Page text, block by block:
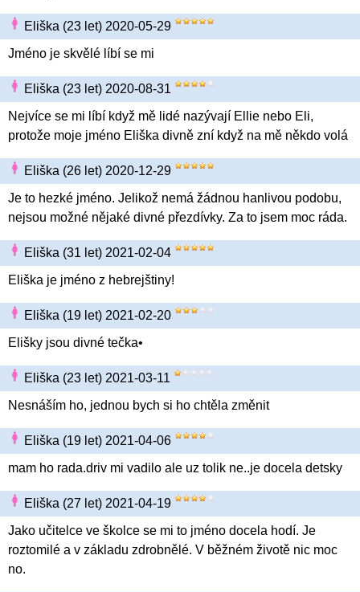
Eliška (23 let) 2020-05-29
Jméno je skvělé líbí se mi
Eliška (23 let) 2020-08-31
Nejvíce se mi líbí když mě lidé nazývají Ellie nebo Eli,
protože moje jméno Eliška divně zní když na mě někdo volá
Eliška (26 let) 2020-12-29
Je to hezké jméno. Jelikož nemá žádnou hanlivou podobu,
nejsou možné nějaké divné přezdívky. Za to jsem moc ráda.
Eliška (31 let) 2021-02-04
Eliška je jméno z hebrejštiny!
Eliška (19 let) 2021-02-20
Elišky jsou divné tečka•
Eliška (23 let) 2021-03-11
Nesnáším ho, jednou bych si ho chtěla změnit
Eliška (19 let) 2021-04-06
mam ho rada.driv mi vadilo ale uz tolik ne..je docela detsky
Eliška (27 let) 2021-04-19
Jako učitelce ve školce se mi to jméno docela hodí. Je
roztomilé a v základu zdrobnělé. V běžném životě nic moc
no.